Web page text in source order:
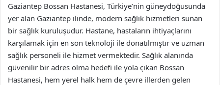
Gaziantep Bossan Hastanesi, Türkiye’nin güneydoğusunda
yer alan Gaziantep ilinde, modern sağlık hizmetleri sunan
bir sağlık kuruluşudur. Hastane, hastaların ihtiyaçlarını
karşılamak için en son teknoloji ile donatılmıştır ve uzman
sağlık personeli ile hizmet vermektedir. Sağlık alanında
güvenilir bir adres olma hedefi ile yola çıkan Bossan
Hastanesi, hem yerel halk hem de çevre illerden gelen